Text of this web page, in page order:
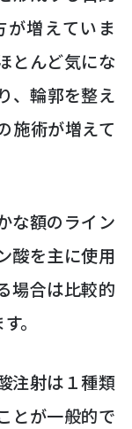
増えていま
とんど気にな
、輪郭を整え
施術が増えて
な額のライン
酸を主に使用
場合は比較的
。
注射は１種類
とが一般的で